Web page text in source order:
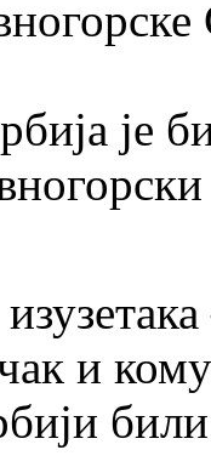
је
и